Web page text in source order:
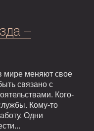
–
мире меняют свое
связано с
Кого-
Кому-то
Одни